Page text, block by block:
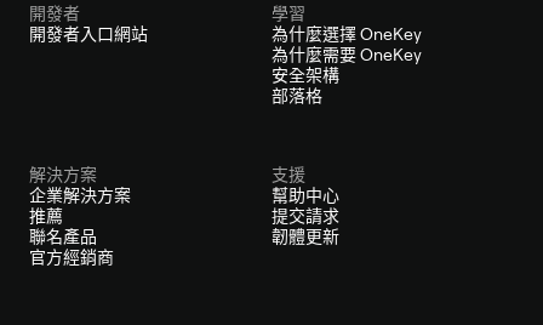
開發者
開發者入口網站
學習
為什麼選擇 OneKey
為什麼需要 OneKey
安全架構
部落格
解決方案
企業解決方案
推薦
聯名產品
官方經銷商
支援
幫助中心
提交請求
韌體更新